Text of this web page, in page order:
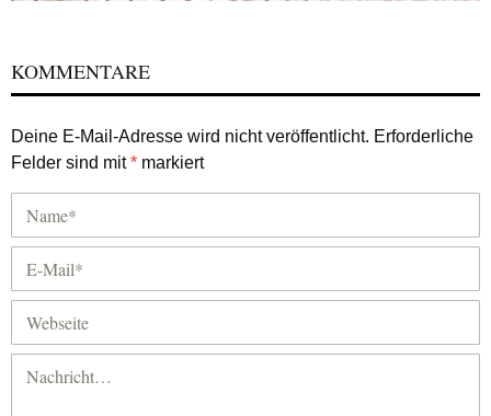
KOMMENTARE
Deine E-Mail-Adresse wird nicht veröffentlicht. Erforderliche
Felder sind mit* markiert